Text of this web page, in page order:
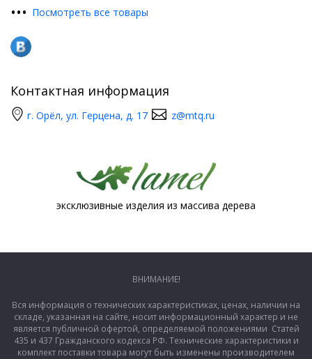
••• Посмотреть все товары
Контактная информация
г. Орёл, ул. Герцена, д. 17 z@mtq.ru
эксклюзивные изделия из массива дерева
ВНИМАНИЕ!
Вся информация о технических характеристиках, ценах, наличии на
складе, указанная на сайте, носит информационный характер и не
является публичной офертой, определяемой положениями Статей
435 и 437 Гражданского кодекса РФ. Технические характеристики и
комплект поставки товара могут быть изменены производителем